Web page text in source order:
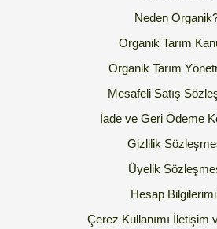
Neden
Organik Tarım
Organik Tarım
Mesafeli Satış
İade ve Geri Ödeme
Gizlilik
Üyelik
Hesap
Çerez Kullanımı İletişim